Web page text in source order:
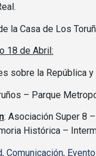
la Casa de Los
18 de Abril:
sobre la República
– Parque
: Asociación Super 8
Histórica –
, Comunicación,